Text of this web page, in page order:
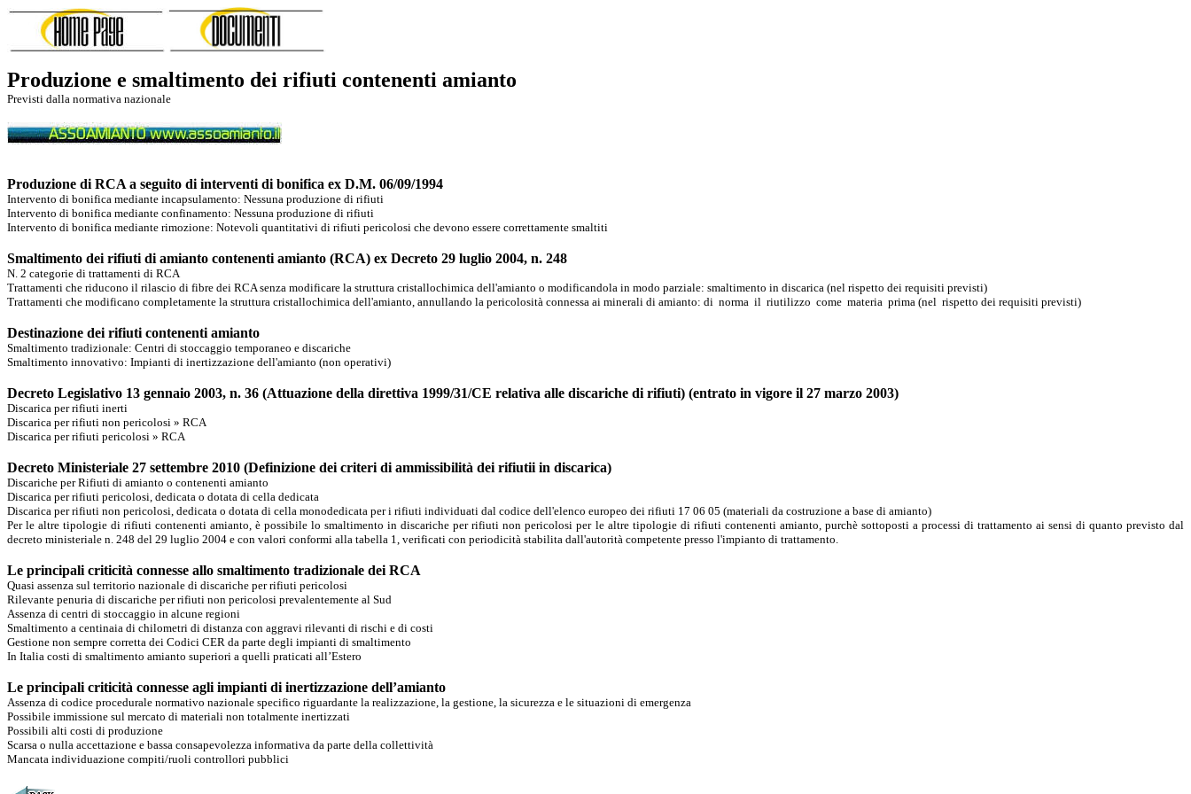
Produzione e smaltimento dei rifiuti contenenti amianto
Previsti dalla normativa nazionale
Produzione di RCA a seguito di interventi di bonifica ex D.M. 06/09/1994
Intervento di bonifica mediante incapsulamento: Nessuna produzione di rifiuti
Intervento di bonifica mediante confinamento: Nessuna produzione di rifiuti
Intervento di bonifica mediante rimozione: Notevoli quantitativi di rifiuti pericolosi che devono essere correttamente smaltiti
Smaltimento dei rifiuti di amianto contenenti amianto (RCA) ex Decreto 29 luglio 2004, n. 248
N. 2 categorie di trattamenti di RCA
Trattamenti che riducono il rilascio di fibre dei RCA senza modificare la struttura cristallochimica dell'amianto o modificandola in modo parziale: smaltimento in discarica (nel rispetto dei requisiti previsti)
Trattamenti che modificano completamente la struttura cristallochimica dell'amianto, annullando la pericolosità connessa ai minerali di amianto: di norma il riutilizzo come materia prima (nel rispetto dei requisiti previsti)
Destinazione dei rifiuti contenenti amianto
Smaltimento tradizionale: Centri di stoccaggio temporaneo e discariche
Smaltimento innovativo: Impianti di inertizzazione dell'amianto (non operativi)
Decreto Legislativo 13 gennaio 2003, n. 36 (Attuazione della direttiva 1999/31/CE relativa alle discariche di rifiuti) (entrato in vigore il 27 marzo 2003)
Discarica per rifiuti inerti
Discarica per rifiuti non pericolosi » RCA
Discarica per rifiuti pericolosi » RCA
Decreto Ministeriale 27 settembre 2010 (Definizione dei criteri di ammissibilità dei rifiutii in discarica)
Discariche per Rifiuti di amianto o contenenti amianto
Discarica per rifiuti pericolosi, dedicata o dotata di cella dedicata
Discarica per rifiuti non pericolosi, dedicata o dotata di cella monodedicata per i rifiuti individuati dal codice dell'elenco europeo dei rifiuti 17 06 05 (materiali da costruzione a base di amianto)
Per le altre tipologie di rifiuti contenenti amianto, è possibile lo smaltimento in discariche per rifiuti non pericolosi per le altre tipologie di rifiuti contenenti amianto, purchè sottoposti a processi di trattamento ai sensi di quanto previsto dal
decreto ministeriale n. 248 del 29 luglio 2004 e con valori conformi alla tabella 1, verificati con periodicità stabilita dall'autorità competente presso l'impianto di trattamento.
Le principali criticità connesse allo smaltimento tradizionale dei RCA
Quasi assenza sul territorio nazionale di discariche per rifiuti pericolosi
Rilevante penuria di discariche per rifiuti non pericolosi prevalentemente al Sud
Assenza di centri di stoccaggio in alcune regioni
Smaltimento a centinaia di chilometri di distanza con aggravi rilevanti di rischi e di costi
Gestione non sempre corretta dei Codici CER da parte degli impianti di smaltimento
In Italia costi di smaltimento amianto superiori a quelli praticati all’Estero
Le principali criticità connesse agli impianti di inertizzazione dell’amianto
Assenza di codice procedurale normativo nazionale specifico riguardante la realizzazione, la gestione, la sicurezza e le situazioni di emergenza
Possibile immissione sul mercato di materiali non totalmente inertizzati
Possibili alti costi di produzione
Scarsa o nulla accettazione e bassa consapevolezza informativa da parte della collettività
Mancata individuazione compiti/ruoli controllori pubblici